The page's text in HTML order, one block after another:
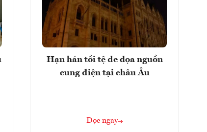
Hạn hán tồi tệ đe dọa nguồn
cung điện tại châu Âu
Đọc ngay